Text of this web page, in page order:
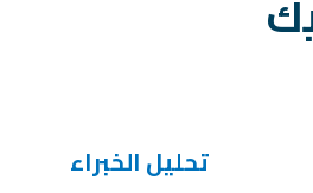
تحليل الخبراء